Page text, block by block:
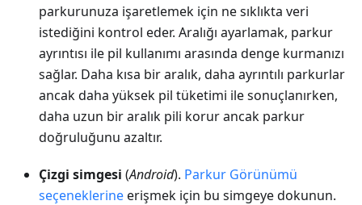
parkurunuza işaretlemek için ne sıklıkta veri
istediğini kontrol eder. Aralığı ayarlamak, parkur
ayrıntısı ile pil kullanımı arasında denge kurmanızı
sağlar. Daha kısa bir aralık, daha ayrıntılı parkurlar
ancak daha yüksek pil tüketimi ile sonuçlanırken,
daha uzun bir aralık pili korur ancak parkur
doğruluğunu azaltır.
Çizgi simgesi (Android). Parkur Görünümü
seçeneklerineerişmek için bu simgeye dokunun.